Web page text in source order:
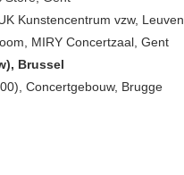
Kunstencentrum vzw, Leuven
MIRY Concertzaal, Gent
Brussel
Concertgebouw, Brugge